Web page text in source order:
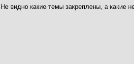
Не видно какие темы закреплены, а какие